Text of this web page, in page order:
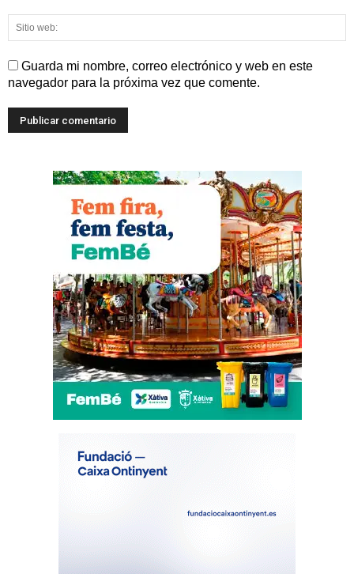
Guarda mi nombre, correo electrónico y web en este
navegador para la próxima vez que comente.